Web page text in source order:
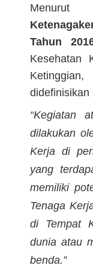
Tahun
Kesehatan
didefinisikan
“Kegiatan
dilakukan
Kerja di
yang
memiliki
Tenaga
di Tempat
dunia atau
benda.”